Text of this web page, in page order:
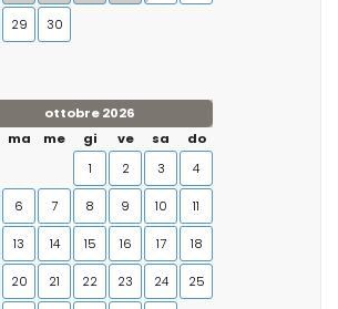
29 30
ottobre 2026
ma me gi ve sa
do
1
2 3 4
6 7 8 9 10 11
13 14 15 16 17 18
20 21 22 23 24 25